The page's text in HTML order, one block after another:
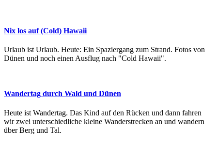
Nix los auf (Cold) Hawaii
Urlaub ist Urlaub. Heute: Ein Spaziergang zum Strand. Fotos von
Dünen und noch einen Ausflug nach "Cold Hawaii".
Wandertag durch Wald und Dünen
Heute ist Wandertag. Das Kind auf den Rücken und dann fahren
wir zwei unterschiedliche kleine Wanderstrecken an und wandern
über Berg und Tal.